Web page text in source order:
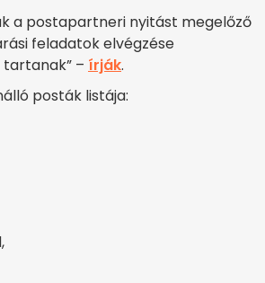
a postapartneri nyitást megelőző
feladatok elvégzése
– írják.
posták listája: